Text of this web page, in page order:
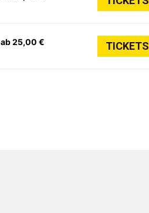
ab 25,00 € TICKETS